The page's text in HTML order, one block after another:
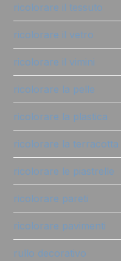
ricolorare il tessuto
ricolorare il vetro
ricolorare il vimini
ricolorare la pelle
ricolorare la plastica
ricolorare la terracotta
ricolorare le piastrelle
ricolorare pareti
ricolorare pavimenti
rullo decorativo